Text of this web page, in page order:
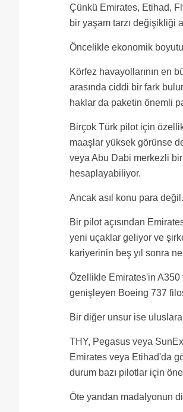
Çünkü Emirates, Etihad,
bir yaşam tarzı değişikliği
Öncelikle ekonomik
Körfez havayollarının en
arasında ciddi bir fark
haklar da paketin önemli
Birçok Türk pilot için
maaşlar yüksek görünse
veya Abu Dabi merkezli
hesaplayabiliyor.
Ancak asıl konu para değil.
Bir pilot açısından
yeni uçaklar geliyor ve
kariyerinin beş yıl sonra
Özellikle Emirates'in A350
genişleyen Boeing 737
Bir diğer unsur ise
THY, Pegasus veya
Emirates veya Etihad'da
durum bazı pilotlar için
Öte yandan madalyonun